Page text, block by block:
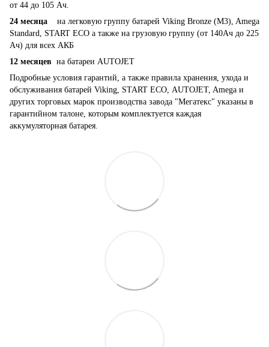
от 44 до 105 Ач.
24 месяца на легковую группу батарей Viking Bronze (M3), Amega
Standard, START ECO а также на грузовую группу (от 140Ач до 225
Ач) для всех АКБ
12 месяцев на батареи AUTOJET
Подробные условия гарантий, а также правила хранения, ухода и
обслуживания батарей Viking, START ECO, AUTOJET, Amega и
других торговых марок производства завода "Мегатекс" указаны в
гарантийном талоне, которым комплектуется каждая
аккумуляторная батарея.